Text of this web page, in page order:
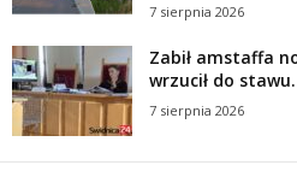
7 sierpnia 2026
Zabił amstaffa
wrzucił do
7 sierpnia 2026